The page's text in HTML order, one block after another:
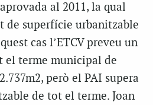
al 2011, la qual
de superfície urbanitzable
cas l’ETCV preveu un
el terme municipal de
però el PAI supera
de tot el terme. Joan